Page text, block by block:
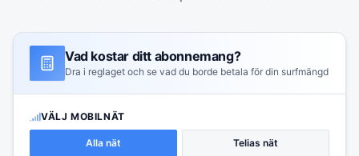
Vad kostar ditt abonnemang?
Dra i reglaget och se vad du borde betala för din surfmängd
VÄLJ MOBILNÄT
Alla nät Telias nät